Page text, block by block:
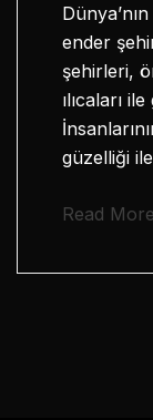
ender
şehirleri,
ılıcaları
güzelliği
Read More